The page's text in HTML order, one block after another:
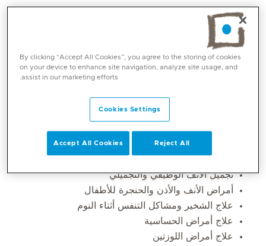
Core competencies
تجميل الأنف الوظيفي والتجميلي
أمراض الأنف والأذن والحنجرة للأطفال
علاج الشخير ومشاكل التنفس أثناء النوم
علاج أمراض الحساسية
علاج أمراض اللوزتين
By clicking “Accept All Cookies”, you agree to the storing of cookies
on your device to enhance site navigation, analyze site usage, and
assist in our marketing efforts.
Cookies Settings
Reject All
Accept All Cookies